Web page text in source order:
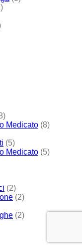
Medicato (8)
(5)
Medicato (5)
(2)
(2)
(2)